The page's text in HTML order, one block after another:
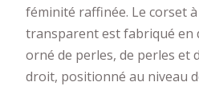
féminité raffinée. Le corset
transparent est fabriqué en
orné de perles, de perles et
droit, positionné au niveau